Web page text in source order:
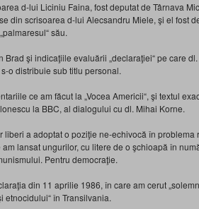
d-lui Liciniu Faina, fost deputat de Târnava
din scrisoarea d-lui Alecsandru Miele, şi el fost
său.
şi indicaţiile evaluării „declaraţiei“ pe care
o distribuie sub titlu personal.
ce am făcut la „Vocea Americii“, şi textul
la BBC, al dialogului cu dl. Mihai Korne.
a adoptat o poziţie ne-echivocă în problema
am lansat ungurilor, cu litere de o şchioapă în
Pentru democraţie.
din 11 aprilie 1986, în care am cerut
în Transilvania.